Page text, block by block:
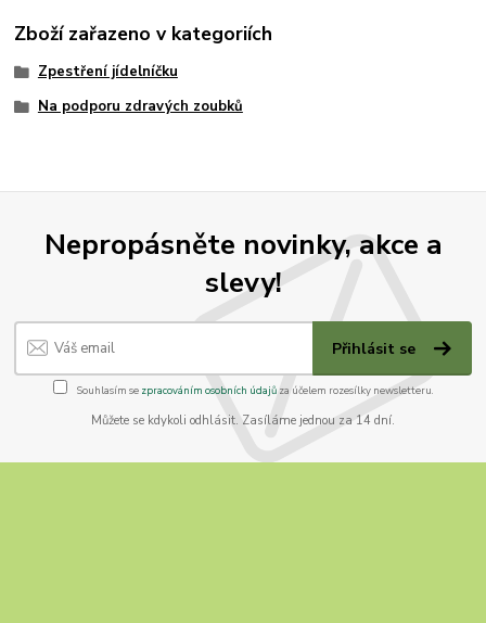
Zboží zařazeno v kategoriích
Zpestření jídelníčku
Na podporu zdravých zoubků
Nepropásněte novinky, akce a
slevy!
Přihlásit se
Souhlasím se zpracováním osobních údajůza účelem rozesílky newsletteru.
Můžete se kdykoli odhlásit. Zasíláme jednou za 14 dní.